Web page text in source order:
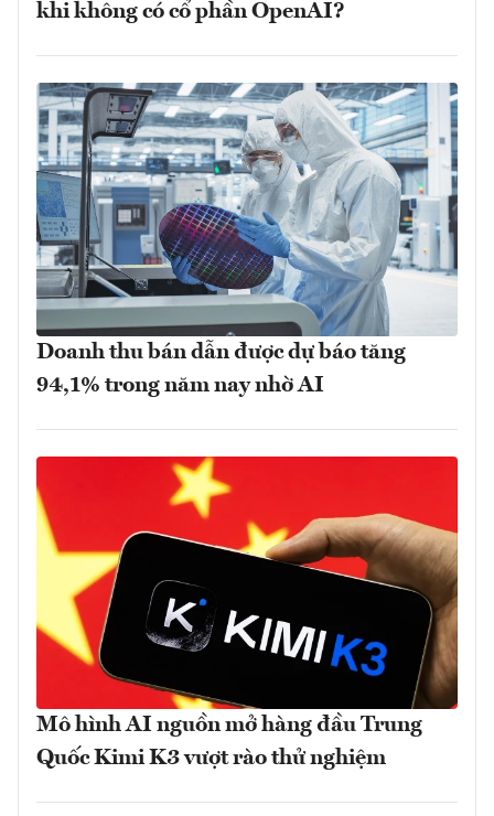
khi không có cổ phần OpenAI?
Doanh thu bán dẫn được dự báo tăng
94,1% trong năm nay nhờ AI
Mô hình AI nguồn mở hàng đầu Trung
Quốc Kimi K3 vượt rào thử nghiệm